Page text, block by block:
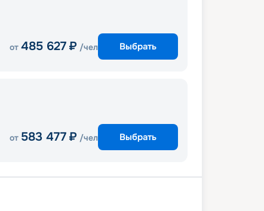
от 485 627 ₽ /чел Выбрать
от 583 477 ₽ /чел Выбрать